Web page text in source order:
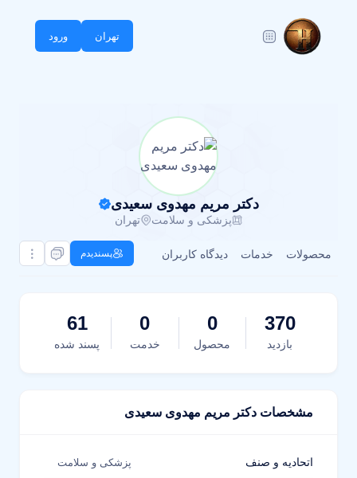
تهران ورود
دکتر مریم مهدوی سعیدی
پزشکی و سلامت تهران
محصولات خدمات دیدگاه کاربران پسندیدم
370
بازدید
0
محصول
0
خدمت
61
پسند شده
مشخصات دکتر مریم مهدوی سعیدی
اتحادیه و صنف پزشکی و سلامت